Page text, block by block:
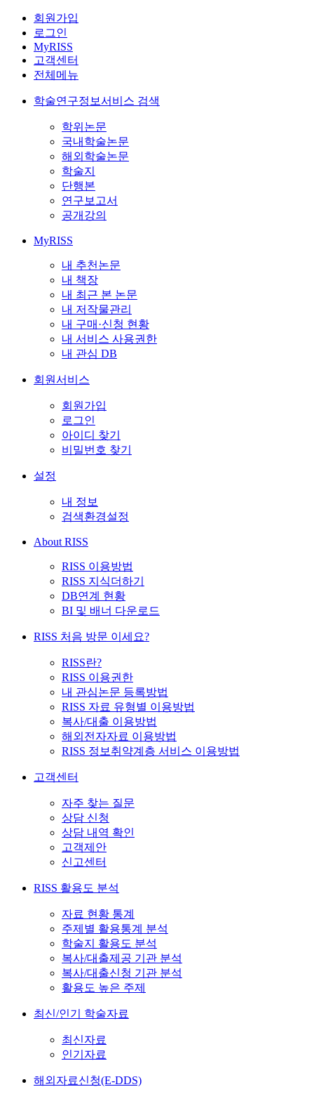
회원가입
로그인
MyRISS
고객센터
전체메뉴
학술연구정보서비스 검색
학위논문
국내학술논문
해외학술논문
학술지
단행본
연구보고서
공개강의
MyRISS
내 추천논문
내 책장
내 최근 본 논문
내 저작물관리
내 구매·신청 현황
내 서비스 사용권한
내 관심 DB
회원서비스
회원가입
로그인
아이디 찾기
비밀번호 찾기
설정
내 정보
검색환경설정
About RISS
RISS 이용방법
RISS 지식더하기
DB연계 현황
BI 및 배너 다운로드
RISS 처음 방문 이세요?
RISS란?
RISS 이용권한
내 관심논문 등록방법
RISS 자료 유형별 이용방법
복사/대출 이용방법
해외전자자료 이용방법
RISS 정보취약계층 서비스 이용방법
고객센터
자주 찾는 질문
상담 신청
상담 내역 확인
고객제안
신고센터
RISS 활용도 분석
자료 현황 통계
주제별 활용통계 분석
학술지 활용도 분석
복사/대출제공 기관 분석
복사/대출신청 기관 분석
활용도 높은 주제
최신/인기 학술자료
최신자료
인기자료
해외자료신청(E-DDS)